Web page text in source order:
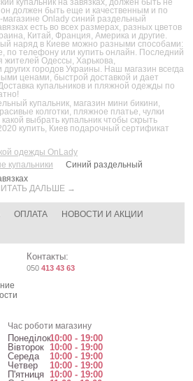
купальник на завязках, должен быть не
должен быть еще и качественным и по
Onlady синий раздельный
есть во всех размерах, разных цветов
Китай, Франция, Америка и другие.
наряд в Киеве можно разными способами:
по телефону или купить онлайн. Последний
жителей Одессы, Харькова,
городов Украины. Наш магазин всегда
ценами, быстрой доставкой и дает
купальников и пляжной одежды по
ДАЛЬШЕ →
купальник, магазин мини бикини,
колготки, пляжное платье, чулки
какой выбрать купальник чтобы скрыть
купить, Киев подарочный сертификат
купальники
Синий раздельный
ОПЛАТА
НОВОСТИ И АКЦИИ
Контакты:
050 413 43 63
Час роботи магазину
Понеділок10:00 - 19:00
Вівторок 10:00 - 19:00
Середа
10:00 - 19:00
Четвер
10:00 - 19:00
П'ятниця 10:00 - 19:00